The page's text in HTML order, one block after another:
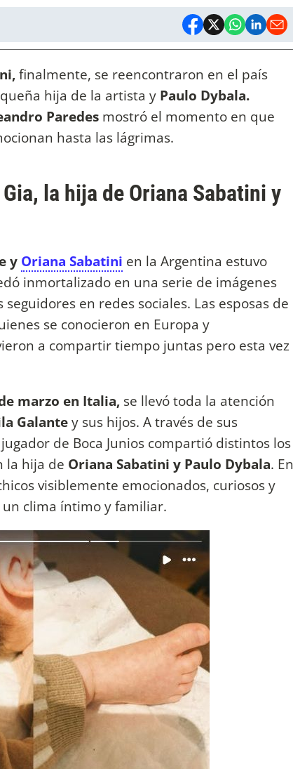
finalmente, se reencontraron en el país
hija de la artista y Paulo Dybala.
Paredes mostró el momento en que
hasta las lágrimas.
la hija de Oriana Sabatini y
y Oriana Sabatini en la Argentina estuvo
inmortalizado en una serie de imágenes
en redes sociales. Las esposas de
se conocieron en Europa y
a compartir tiempo juntas pero esta vez
marzo en Italia, se llevó toda la atención
Galantey sus hijos. A través de sus
de Boca Junios compartió distintos los
la hija de Oriana Sabatini y Paulo Dybala. En
visiblemente emocionados, curiosos y
clima íntimo y familiar.